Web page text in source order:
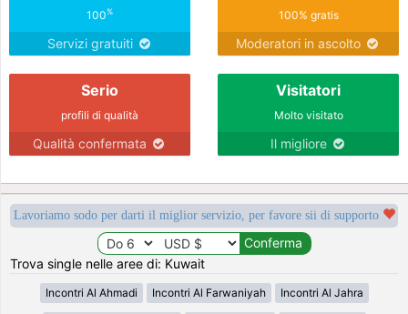
100%
Servizi gratuiti
100% gratis
Moderatori in ascolto
Serio
profili di qualità
Qualità confermata
Visitatori
Molto visitato
Il migliore
Lavoriamo sodo per darti il miglior servizio, per favore sii di supporto
Trova single nelle aree di: Kuwait
Incontri Al Ahmadi Incontri Al Farwaniyah Incontri Al Jahra